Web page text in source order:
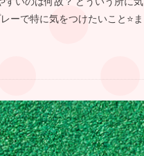
ーで特に気をつけたいこと⭐️ま